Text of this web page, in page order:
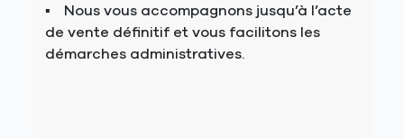
Nous vous accompagnons jusqu’à l’acte
de vente définitif et vous facilitons les
démarches administratives.